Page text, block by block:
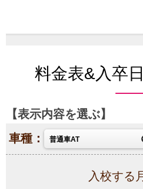
料金表&入卒
表示内容を選ぶ
車種：
入校する